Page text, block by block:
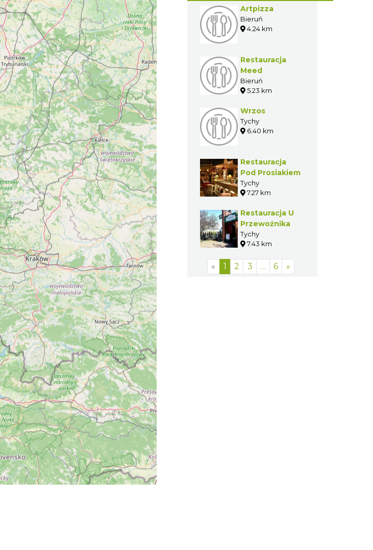
Artpizza
Bieruń
4.24 km
Restauracja
Meed
Bieruń
5.23 km
Wrzos
Tychy
6.40 km
Restauracja
Pod Prosiakiem
Tychy
7.27 km
Restauracja U
Przewoźnika
Tychy
7.43 km
« 1 2 3 … 6 »